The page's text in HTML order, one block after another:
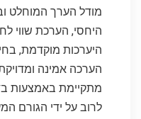
מודל הערך המוחלט
היחסי, הערכת שווי
היערכות מוקדמת,
הערכה אמינה
מתקיימת באמצעות
לרוב על ידי הגורם